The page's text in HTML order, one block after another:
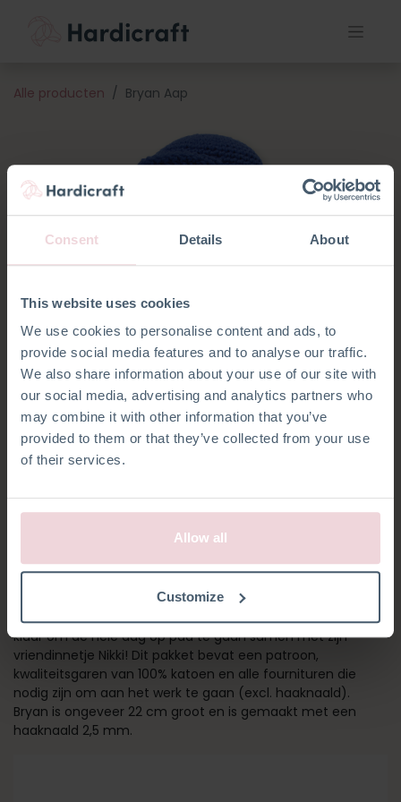
Consent Details About
This website uses cookies
We use cookies to personalise content and ads, to
provide social media features and to analyse our traffic.
We also share information about your use of our site with
our social media, advertising and analytics partners who
may combine it with other information that you’ve
provided to them or that they’ve collected from your use
of their services.
Allow all
Customize
Alle producten Bryan Aap
BRYAN AAP
Met zijn hippe tuinbroek aan en hoedje op, is Bryan Aap
klaar om de hele dag op pad te gaan samen met zijn
vriendinnetje Nikki! Dit pakket bevat een patroon,
kwaliteitsgaren van 100% katoen en alle fournituren die
nodig zijn om aan het werk te gaan (excl. haaknaald).
Bryan is ongeveer 22 cm groot en is gemaakt met een
haaknaald 2,5 mm.